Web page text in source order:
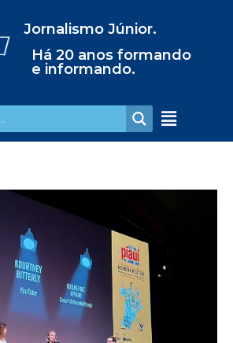
Jornalismo Júnior.
Há 20 anos formando
e informando.